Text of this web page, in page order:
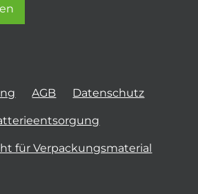
AGB Datenschutz
für Verpackungsmaterial